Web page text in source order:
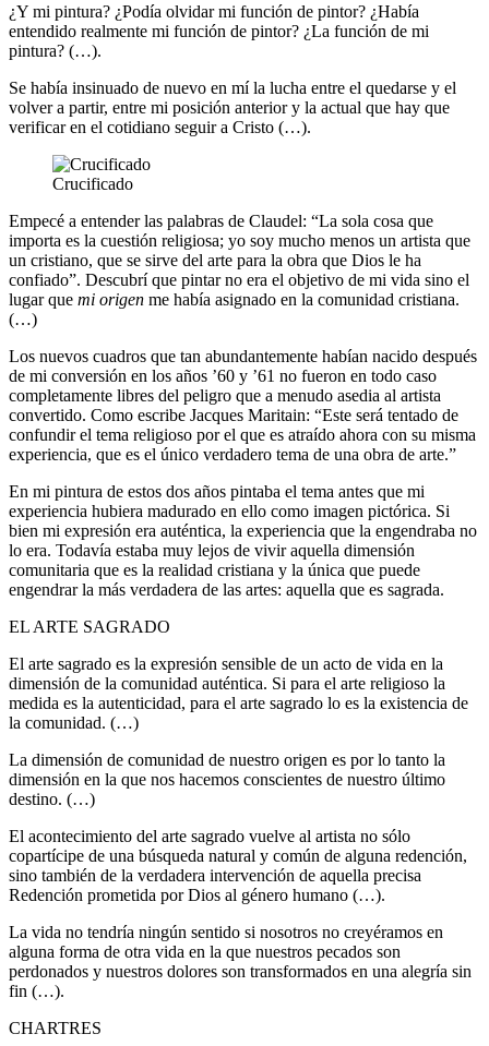
¿Y mi pintura? ¿Podía olvidar mi función de pintor? ¿Había
entendido realmente mi función de pintor? ¿La función de mi
pintura? (…).
Se había insinuado de nuevo en mí la lucha entre el quedarse y el
volver a partir, entre mi posición anterior y la actual que hay que
verificar en el cotidiano seguir a Cristo (…).
Crucificado
Empecé a entender las palabras de Claudel: “La sola cosa que
importa es la cuestión religiosa; yo soy mucho menos un artista que
un cristiano, que se sirve del arte para la obra que Dios le ha
confiado”. Descubrí que pintar no era el objetivo de mi vida sino el
lugar que mi origen me había asignado en la comunidad cristiana.
(…)
Los nuevos cuadros que tan abundantemente habían nacido después
de mi conversión en los años ’60 y ’61 no fueron en todo caso
completamente libres del peligro que a menudo asedia al artista
convertido. Como escribe Jacques Maritain: “Este será tentado de
confundir el tema religioso por el que es atraído ahora con su misma
experiencia, que es el único verdadero tema de una obra de arte.”
En mi pintura de estos dos años pintaba el tema antes que mi
experiencia hubiera madurado en ello como imagen pictórica. Si
bien mi expresión era auténtica, la experiencia que la engendraba no
lo era. Todavía estaba muy lejos de vivir aquella dimensión
comunitaria que es la realidad cristiana y la única que puede
engendrar la más verdadera de las artes: aquella que es sagrada.
EL ARTE SAGRADO
El arte sagrado es la expresión sensible de un acto de vida en la
dimensión de la comunidad auténtica. Si para el arte religioso la
medida es la autenticidad, para el arte sagrado lo es la existencia de
la comunidad. (…)
La dimensión de comunidad de nuestro origen es por lo tanto la
dimensión en la que nos hacemos conscientes de nuestro último
destino. (…)
El acontecimiento del arte sagrado vuelve al artista no sólo
copartícipe de una búsqueda natural y común de alguna redención,
sino también de la verdadera intervención de aquella precisa
Redención prometida por Dios al género humano (…).
La vida no tendría ningún sentido si nosotros no creyéramos en
alguna forma de otra vida en la que nuestros pecados son
perdonados y nuestros dolores son transformados en una alegría sin
fin (…).
CHARTRES